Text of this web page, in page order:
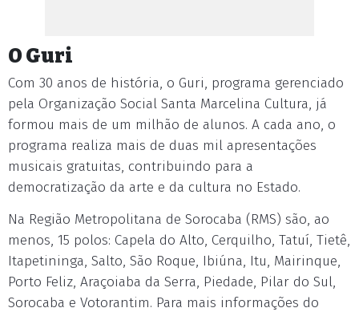
O Guri
Com 30 anos de história, o Guri, programa gerenciado
pela Organização Social Santa Marcelina Cultura, já
formou mais de um milhão de alunos. A cada ano, o
programa realiza mais de duas mil apresentações
musicais gratuitas, contribuindo para a
democratização da arte e da cultura no Estado.
Na Região Metropolitana de Sorocaba (RMS) são, ao
menos, 15 polos: Capela do Alto, Cerquilho, Tatuí, Tietê,
Itapetininga, Salto, São Roque, Ibiúna, Itu, Mairinque,
Porto Feliz, Araçoiaba da Serra, Piedade, Pilar do Sul,
Sorocaba e Votorantim. Para mais informações do